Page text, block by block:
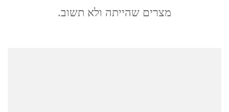
מצרים שהייתה ולא תשוב.